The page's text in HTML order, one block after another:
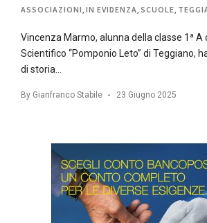
ASSOCIAZIONI IN EVIDENZA SCUOLE
Vincenza Marmo, alunna della classe 1ª A
Scientifico “Pomponio Leto” di Teggiano,
di storia…
By Gianfranco Stabile 23 Giugno 2025